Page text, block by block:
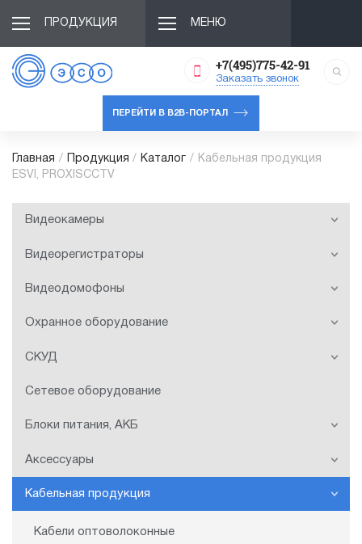
ПРОДУКЦИЯ МЕНЮ
+7(495)775-42-91
Заказать звонок
ПЕРЕЙТИ В B2B-ПОРТАЛ
Главная / Продукция / Каталог /
Кабельная продукция
ESVI, PROXISCCTV
Видеокамеры
Видеорегистраторы
Видеодомофоны
Охранное оборудование
СКУД
Сетевое оборудование
Блоки питания, АКБ
Аксессуары
Кабельная продукция
Кабели оптоволоконные